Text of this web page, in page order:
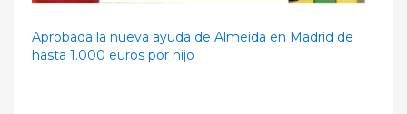
Aprobada la nueva ayuda de Almeida en Madrid de
hasta 1.000 euros por hijo